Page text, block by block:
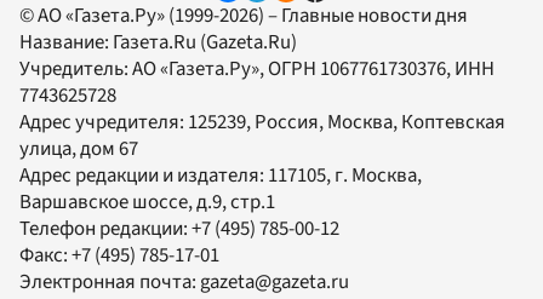
© АО «Газета.Ру» (1999-2026) – Главные новости дня
Название: Газета.Ru (Gazeta.Ru)
Учредитель:АО «Газета.Ру», ОГРН 1067761730376, ИНН
7743625728
Адрес учредителя: 125239, Россия, Москва, Коптевская
улица, дом 67
Адрес редакции и издателя: 117105, г. Москва,
Варшавское шоссе, д.9, стр.1
Телефон редакции:+7 (495) 785-00-12
Факс:+7 (495) 785-17-01
Электронная почта:gazeta@gazeta.ru